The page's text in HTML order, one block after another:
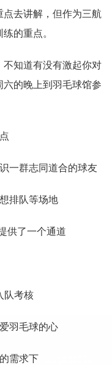
去讲解，但作为三航
的重点。
知道有没有激起你对
的晚上到羽毛球馆参
一群志同道合的球友
排队等场地
供了一个通道
队考核
羽毛球的心
需求下